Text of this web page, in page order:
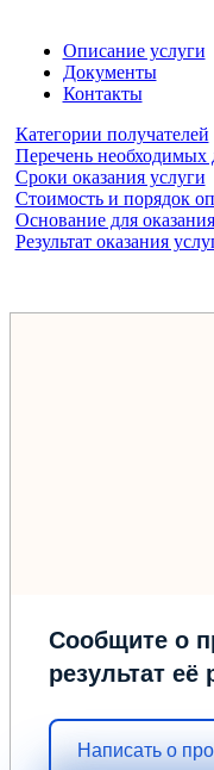
Описание услуги
Документы
Контакты
Категории получателей
Перечень необходимых
Сроки оказания услуги
Стоимость и порядок
Основание для
Результат оказания
Сообщите о
результат её
Написать о